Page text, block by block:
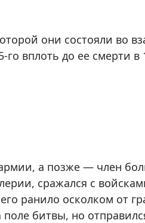
они состояли во
вплоть до ее смерти в
а позже — член
сражался с
ранило осколком от
битвы, но